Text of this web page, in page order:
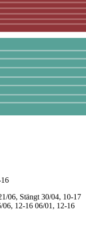
06, Stängt 30/04, 10-17
06, 12-16 06/01, 12-16